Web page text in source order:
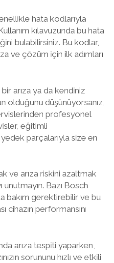
hata kodlarıyla
kılavuzunda bu hata
bulabilirsiniz. Bu kodlar,
ve çözüm için ilk adımları
bir arıza ya da kendiniz
düşünüyorsanız,
profesyonel
eğitimli
parçalarıyla size en
ve arıza riskini azaltmak
unutmayın. Bazı Bosch
bakım gerektirebilir ve bu
cihazın performansını
arıza tespiti yaparken,
sorununu hızlı ve etkili